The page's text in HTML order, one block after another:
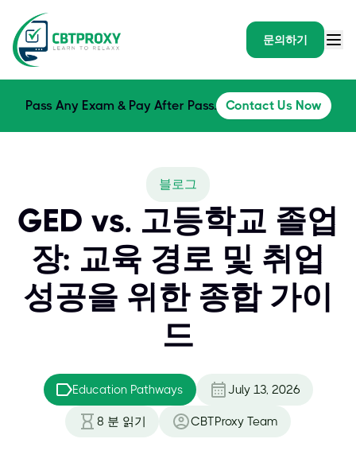
문의하기
Pass Any Exam & Pay After Pass. Contact Us Now
블로그
GED vs. 고등학교 졸업
장: 교육 경로 및 취업
성공을 위한 종합 가이
드
Education Pathways July 13, 2026
8 분 읽기 CBTProxy Team